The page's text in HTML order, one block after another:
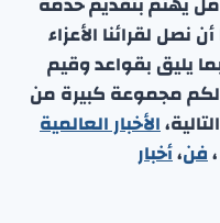
نصل لقرائنا الأعزاء
يليق بقواعد وقيم
لكم مجموعة كبيرة من
الأخبار العالمية
،فن،أخبار